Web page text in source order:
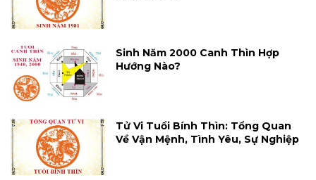
Sinh Năm 2000 Canh Thìn Hợp
Hướng Nào?
Tử Vi Tuổi Bính Thìn: Tổng Quan
Về Vận Mệnh, Tình Yêu, Sự Nghiệp